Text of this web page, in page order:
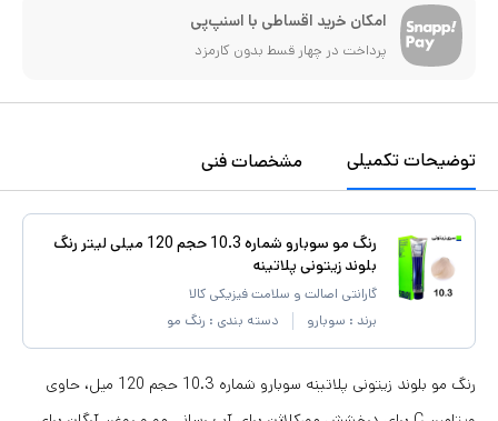
امکان خرید اقساطی با اسنپ‌پی
پرداخت در چهار قسط بدون کارمزد
توضیحات تکمیلی مشخصات فنی
رنگ مو سوبارو شماره 10.3 حجم 120 میلی لیتر رنگ
بلوند زیتونی پلاتینه
گارانتی اصالت و سلامت فیزیکی کالا
برند : سوبارو دسته بندی : رنگ مو
رنگ مو بلوند زیتونی پلاتینه سوبارو شماره 10.3 حجم 120 میل، حاوی